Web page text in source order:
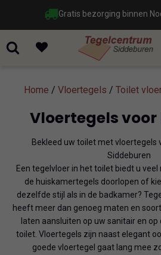
Gratis bezorging binnen Noord-Nederland
Home / Vloertegels / Toilet
Vloertegels
Bekleed uw toilet met vloertegels
Siddeburen
Een tegelvloer in het toilet biedt u
de huiskamertegels doorlopen of
dezelfde stijl als in de badkamer?
heeft meer dan genoeg maten en
laten aansluiten op uw sanitair en
toilet. Vloertegels zijn naast elegant
goede vloertegel gaat lang mee